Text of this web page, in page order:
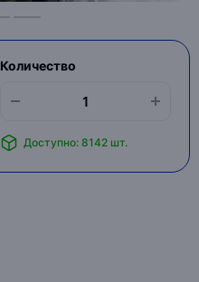
Количество
Доступно: 8142 шт.